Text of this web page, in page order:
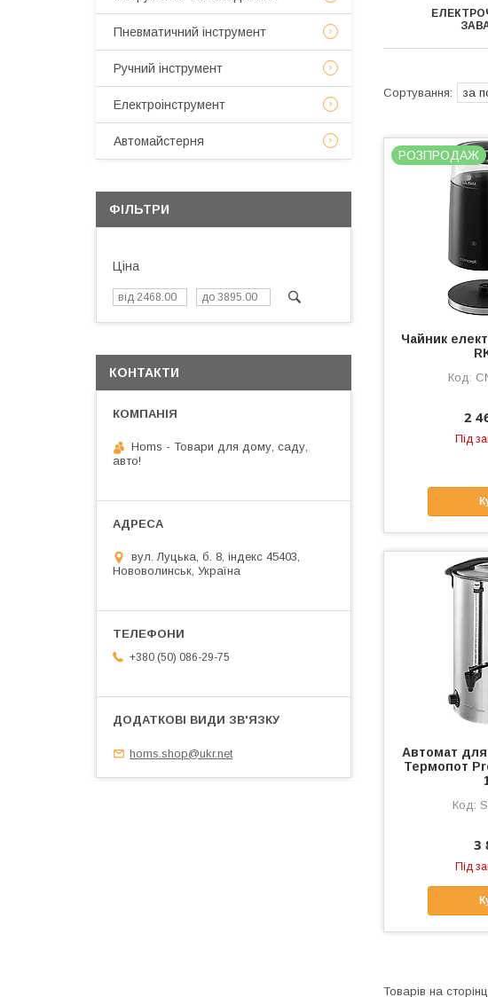
РОЗПРОДАЖ
Чайник
2
Під
Автомат для
Термопот
3
Під
Пневматичний інструмент
Ручний інструмент
Електроінструмент
Автомайстерня
ФІЛЬТРИ
Ціна
КОНТАКТИ
Homs - Товари для дому, саду,
авто!
вул. Луцька, б. 8, індекс 45403,
Нововолинськ, Україна
+380 (50) 086-29-75
homs.shop@ukr.net